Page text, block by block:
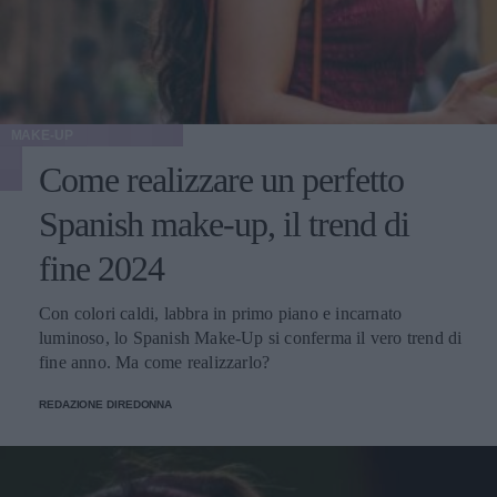
Come realizzare un perfetto
Spanish make-up, il trend di
fine 2024
Con colori caldi, labbra in primo piano e incarnato
luminoso, lo Spanish Make-Up si conferma il vero trend di
fine anno. Ma come realizzarlo?
REDAZIONE DIREDONNA